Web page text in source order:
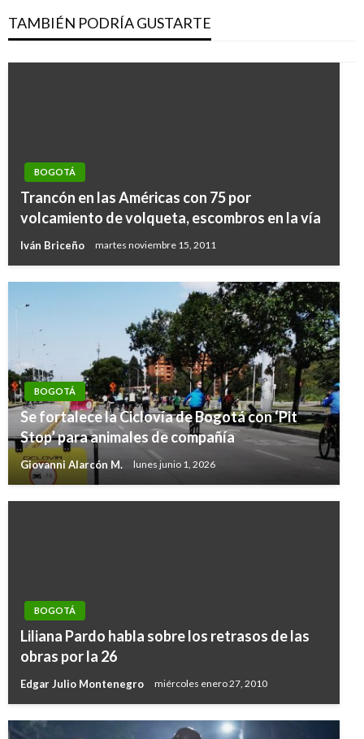
TAMBIÉN PODRÍA GUSTARTE
BOGOTÁ
Trancón en las Américas con 75 por
volcamiento de volqueta, escombros en la vía
Iván Briceño martes noviembre 15, 2011
BOGOTÁ
Se fortalece la Ciclovía de Bogotá con ‘Pit
Stop’ para animales de compañía
Giovanni Alarcón M. lunes junio 1, 2026
BOGOTÁ
Liliana Pardo habla sobre los retrasos de las
obras por la 26
Edgar Julio Montenegro miércoles enero 27, 2010